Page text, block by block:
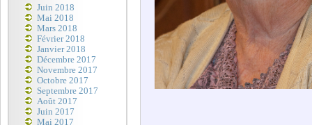
Juin 2018
Mai 2018
Mars 2018
Février 2018
Janvier 2018
Décembre 2017
Novembre 2017
Octobre 2017
Septembre 2017
Août 2017
Juin 2017
Mai 2017